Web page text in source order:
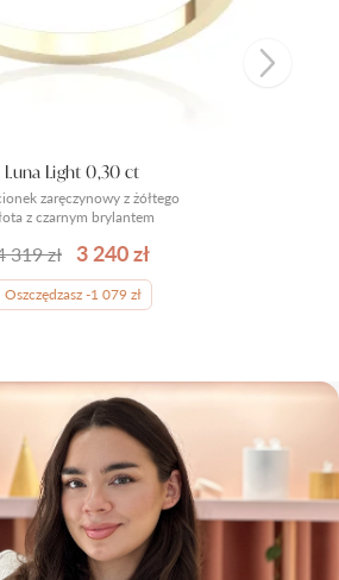
zaręczynowy z żółtego
z czarnym brylantem
Luna Light 0,30 ct
319 zł 3 240 zł
Oszczędzasz -1 079 zł